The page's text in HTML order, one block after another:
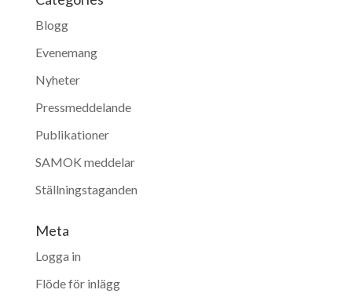
Blogg
Evenemang
Nyheter
Pressmeddelande
Publikationer
SAMOK meddelar
Ställningstaganden
Meta
Logga in
Flöde för inlägg